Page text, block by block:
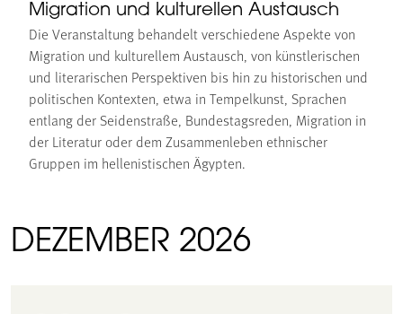
Migration und kulturellen Austausch
Die Veranstaltung behandelt verschiedene Aspekte von
Migration und kulturellem Austausch, von künstlerischen
und literarischen Perspektiven bis hin zu historischen und
politischen Kontexten, etwa in Tempelkunst, Sprachen
entlang der Seidenstraße, Bundestagsreden, Migration in
der Literatur oder dem Zusammenleben ethnischer
Gruppen im hellenistischen Ägypten.
DEZEMBER 2026